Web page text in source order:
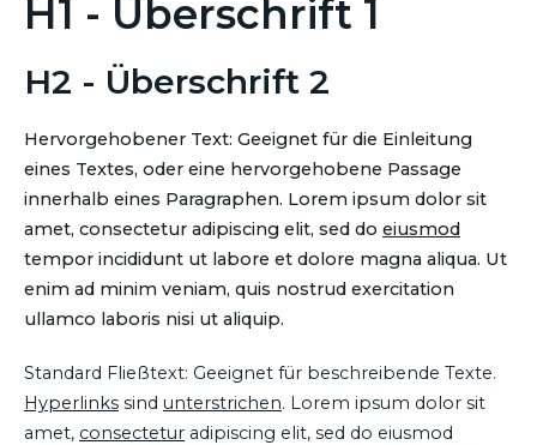
H1 - Überschrift 1
H2 - Überschrift 2
Hervorgehobener Text: Geeignet für die Einleitung
eines Textes, oder eine hervorgehobene Passage
innerhalb eines Paragraphen. Lorem ipsum dolor sit
amet, consectetur adipiscing elit, sed do eiusmod
tempor incididunt ut labore et dolore magna aliqua. Ut
enim ad minim veniam, quis nostrud exercitation
ullamco laboris nisi ut aliquip.
Standard Fließtext: Geeignet für beschreibende Texte.
Hyperlinks sind unterstrichen. Lorem ipsum dolor sit
amet, consectetur adipiscing elit, sed do eiusmod